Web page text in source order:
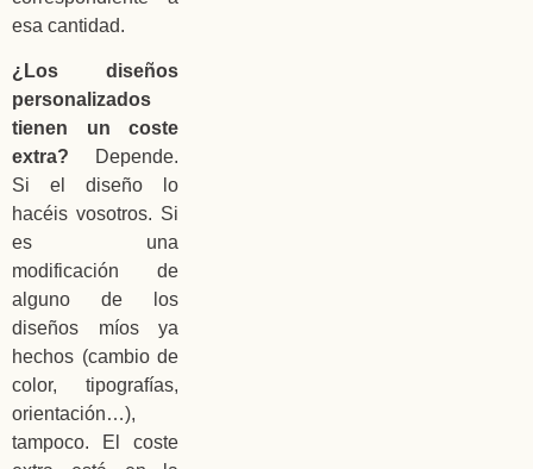
esa cantidad.
¿Los diseños
personalizados
tienen un coste
extra? Depende.
Si el diseño lo
hacéis vosotros. Si
es una
modificación de
alguno de los
diseños míos ya
hechos (cambio de
color, tipografías,
orientación…),
tampoco. El coste